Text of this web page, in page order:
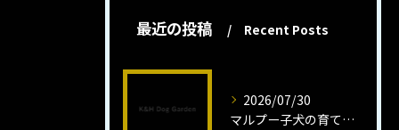
最近の投稿 Recent Posts
2026/07/30
マルプー子犬の育て方と魅力解説